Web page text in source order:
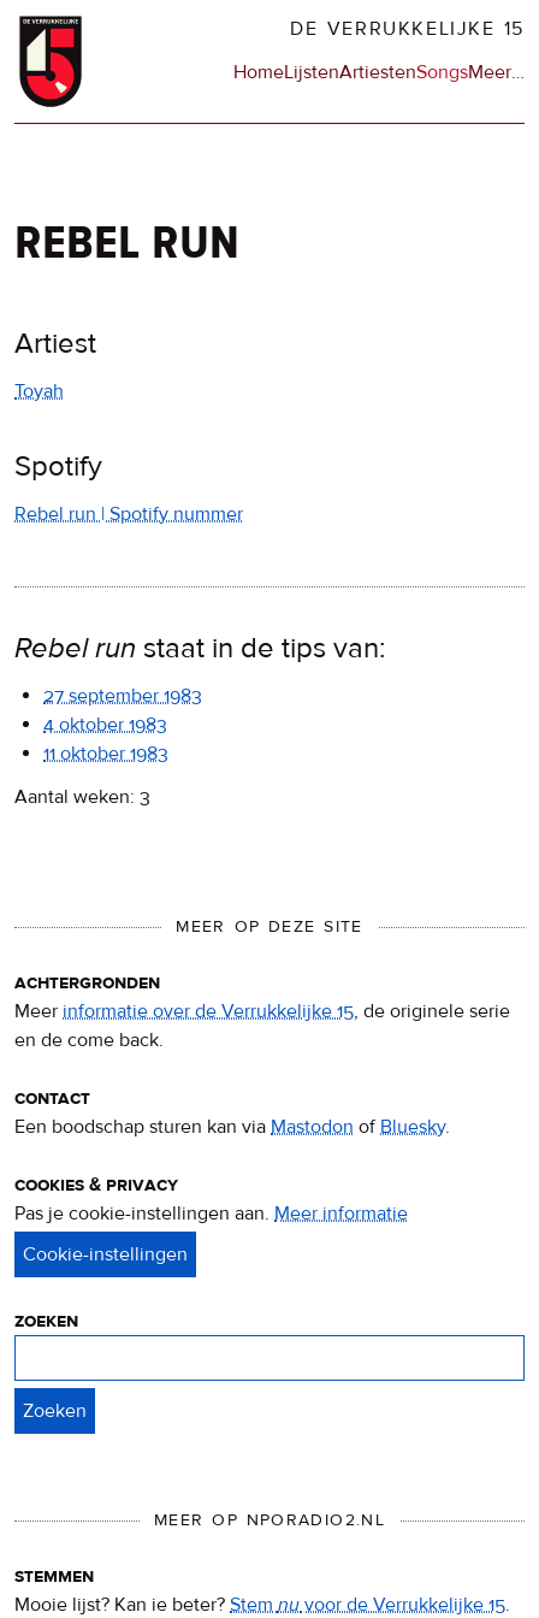
Overslaan
naar
DE VERRUKKELIJKE 15
Hoofdnavigatie
HomeLijstenArtiestenSongsMeerop
…
rebel run
Artiest
Toyah
Spotify
Rebel run | Spotify nummer
Rebel run staat in de tips van:
27 september 1983
4 oktober 1983
11 oktober 1983
Aantal weken: 3
MEER OP DEZE SITE
achtergronden
Meer informatie over de Verrukkelijke 15, de originele serie
en de come back.
contact
Een boodschap sturen kan via Mastodon ofBluesky.
cookies & privacy
Pas je cookie-instellingen aan. Meer informatie
zoeken
MEER OP NPORADIO2.NL
stemmen
Mooie lijst? Kan ie beter? Stemnuvoor de Verrukkelijke 15.